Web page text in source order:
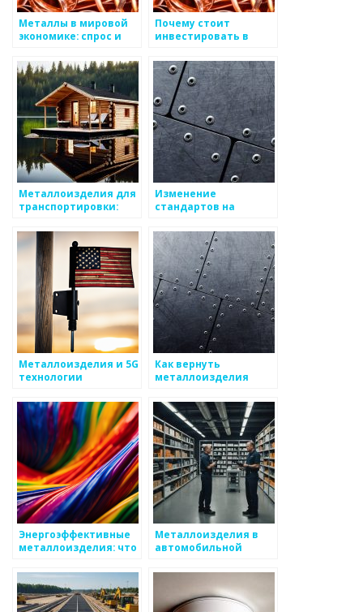
Металлы в мировой
экономике: спрос и
Почему стоит
инвестировать в
Металлоизделия для
транспортировки:
Изменение
стандартов на
разных странах
Металлоизделия и 5G
технологии
Как вернуть
металлоизделия
бизнесе
Энергоэффективные
металлоизделия: что
Металлоизделия в
автомобильной
концепции до
реализации